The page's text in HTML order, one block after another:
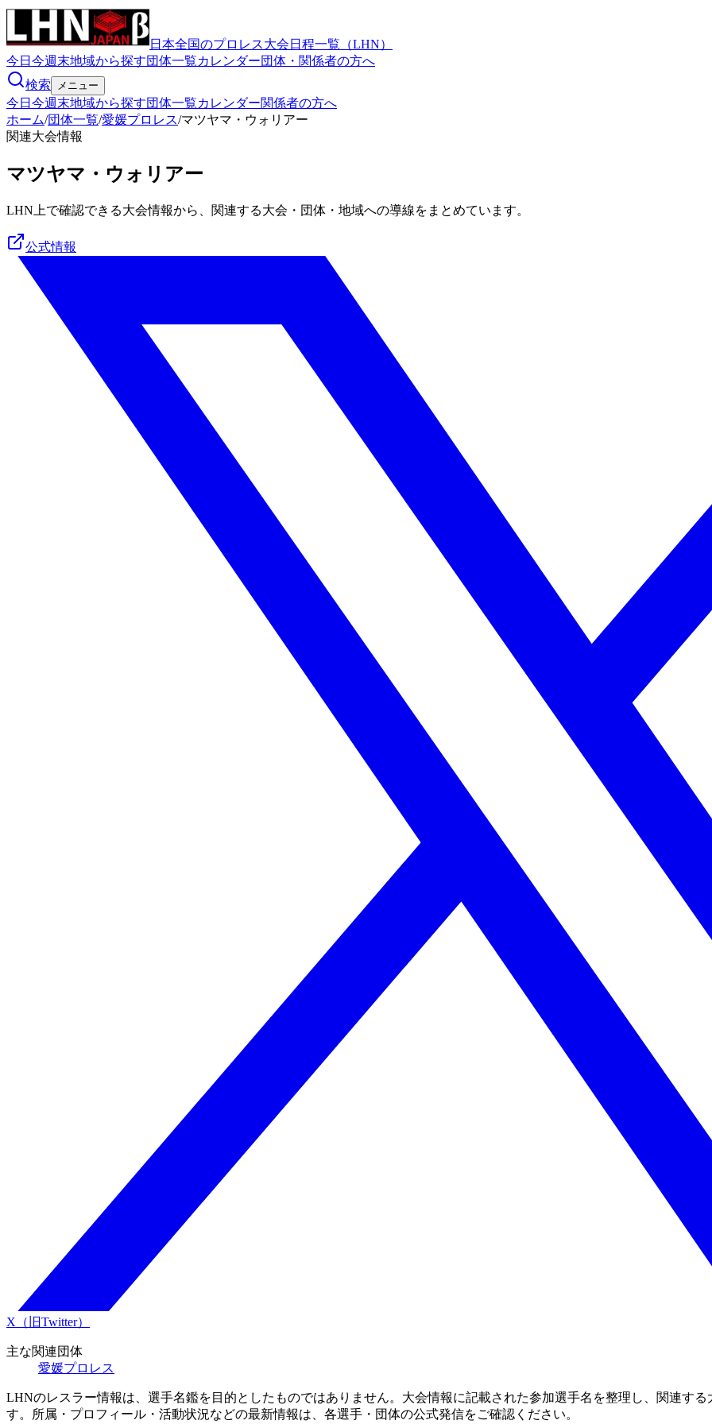
日本全国のプロレス大会日程一覧（LHN）
今日 今週末地域から探す団体一覧カレンダー団体・関係者の方へ
検索
メニュー
今日 今週末地域から探す団体一覧カレンダー関係者の方へ
ホーム/団体一覧/愛媛プロレス/マツヤマ・ウォリアー
関連大会情報
マツヤマ・ウォリアー
LHN上で確認できる大会情報から、関連する大会・団体・地域への導線をまとめています。
公式情報
X（旧Twitter）
主な関連団体
愛媛プロレス
LHNのレスラー情報は、選手名鑑を目的としたものではありません。大会情報に記載された参加選手名を整理し、関連す
す。所属・プロフィール・活動状況などの最新情報は、各選手・団体の公式発信をご確認ください。